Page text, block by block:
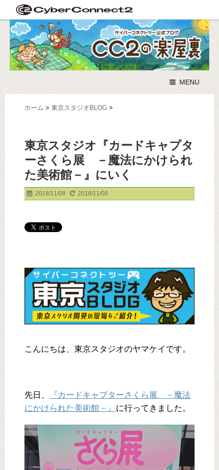
MENU
ホーム > 東京スタジオBLOG >
東京スタジオ『カードキャプタ
ーさくら展 －魔法にかけられ
た美術館－』にいく
2018/11/08 2018/11/08
こんにちは、東京スタジオのヤマケイです。
先日、
『カードキャプターさくら展 －魔法
にかけられた美術館－』 に行ってきました。